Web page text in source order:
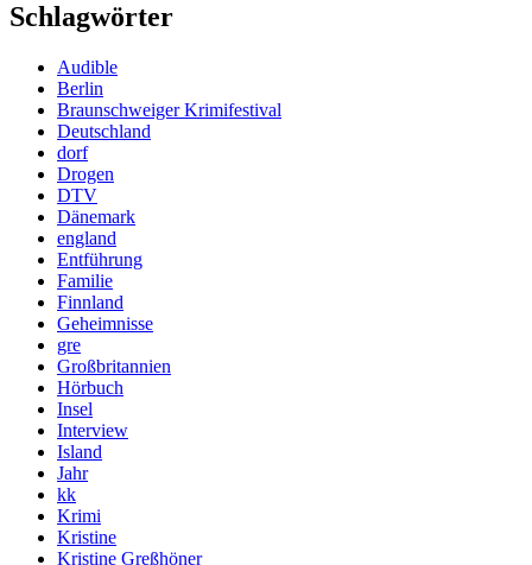
Schlagwörter
Audible
Berlin
Braunschweiger Krimifestival
Deutschland
dorf
Drogen
DTV
Dänemark
england
Entführung
Familie
Finnland
Geheimnisse
gre
Großbritannien
Hörbuch
Insel
Interview
Island
Jahr
kk
Krimi
Kristine
Kristine Greßhöner